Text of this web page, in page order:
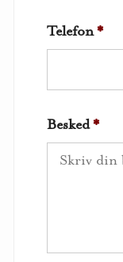
Telefon*
Besked*